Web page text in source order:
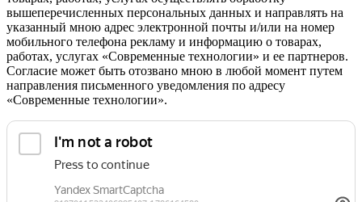
вышеперечисленных персональных данных и направлять на
указанный мною адрес электронной почты и/или на номер
мобильного телефона рекламу и информацию о товарах,
работах, услугах «Современные технологии» и ее партнеров.
Согласие может быть отозвано мною в любой момент путем
направления письменного уведомления по адресу
«Современные технологии».